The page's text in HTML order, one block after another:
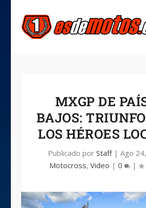
MXGP DE
BAJOS:
LOS HÉROES
Publicado porStaff|Ago
Motocross,Video |0 |